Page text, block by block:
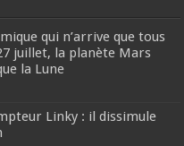
qui n’arrive que tous
juillet, la planète Mars
la Lune
Linky : il dissimule